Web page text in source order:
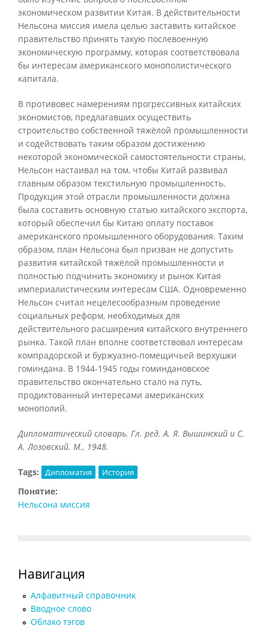
экономическом развитии Китая. В действительности
Нельсона миссия имела целью заставить китайское
правительство принять такую послевоенную
экономическую программу, которая соответствовала
бы интересам американского монополистического
капитала.
В противовес намерениям прогрессивных китайских
экономистов, предлагавших осуществить
строительство собственной тяжёлой промышленности
и содействовать таким образом достижению
некоторой экономической самостоятельности страны,
Нельсон настаивал на том, чтобы Китай развивал
главным образом текстильную промышленность.
Продукция этой отрасли промышленности должна
была составить основную статью китайского экспорта,
который обеспечил бы Китаю оплату поставок
американского промышленного оборудования. Таким
образом, план Нельсона был призван не допустить
развития китайской тяжёлой промышленности и
полностью подчинить экономику и рынок Китая
империалистическим интересам США. Одновременно
Нельсон считал нецелесообразным проведение
социальных реформ, необходимых для
действительного расширения китайского внутреннего
рынка. Такой план вполне соответствовал интересам
компрадорской и буржуазно-помещичьей верхушки
гоминдана. В 1944-1945 годы гоминдановское
правительство окончательно стало на путь,
продиктованный интересами американских
монополий.
Дипломатический словарь. Гл. ред. А. Я. Вышинский и С.
А. Лозовский. М., 1948.
Tags: Дипломатия История
Понятие:
Нельсона миссия
Навигация
Алфавитный справочник
Вводное слово
Облако тэгов